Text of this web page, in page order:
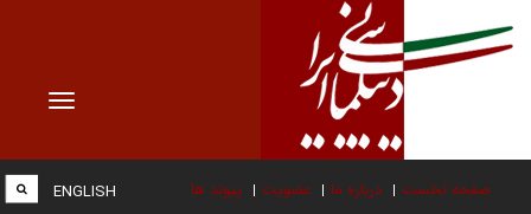
Toggle
صفحه نخست درباره ما عضویت پیوند ها ENGLISH